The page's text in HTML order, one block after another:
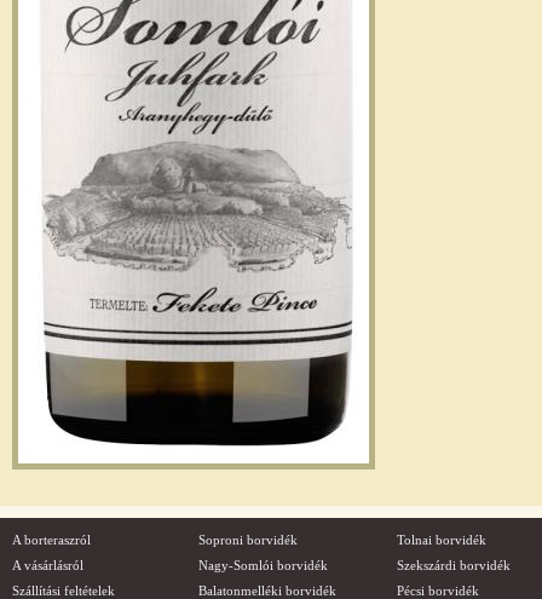
A borteraszról
A vásárlásról
Szállítási feltételek
Soproni borvidék
Nagy-Somlói borvidék
Balatonmelléki borvidék
Tolnai borvidék
Szekszárdi borvidék
Pécsi borvidék